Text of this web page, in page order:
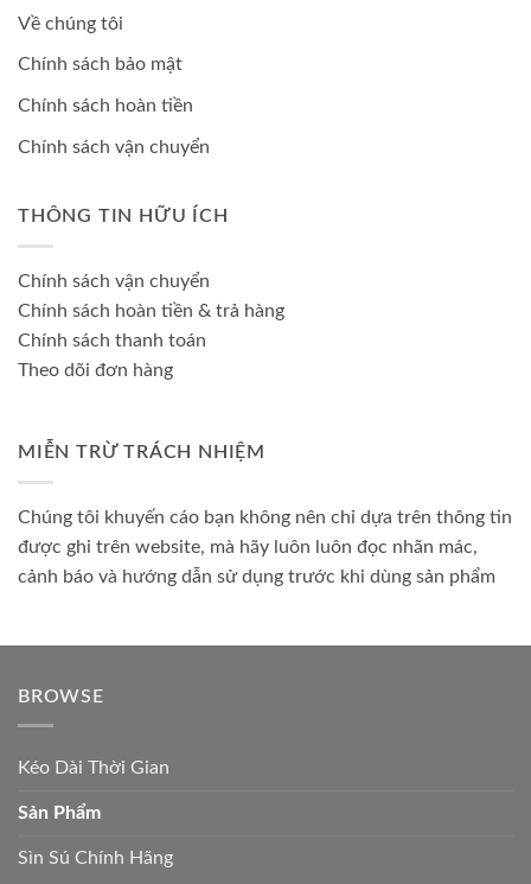
Về chúng tôi
Chính sách bảo mật
Chính sách hoàn tiền
Chính sách vận chuyển
THÔNG TIN HỮU ÍCH
Chính sách vận chuyển
Chính sách hoàn tiền & trả hàng
Chính sách thanh toán
Theo dõi đơn hàng
MIỄN TRỪ TRÁCH NHIỆM
Chúng tôi khuyến cáo bạn không nên chỉ dựa trên thông tin
được ghi trên website, mà hãy luôn luôn đọc nhãn mác,
cảnh báo và hướng dẫn sử dụng trước khi dùng sản phẩm
BROWSE
Kéo Dài Thời Gian
Sản Phẩm
Sìn Sú Chính Hãng